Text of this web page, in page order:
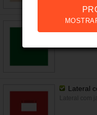
Lateral
Lateral lisa
Lateral